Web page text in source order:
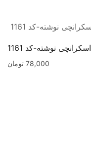
اسکرانچی نوشته-کد 1161
78,000 تومان